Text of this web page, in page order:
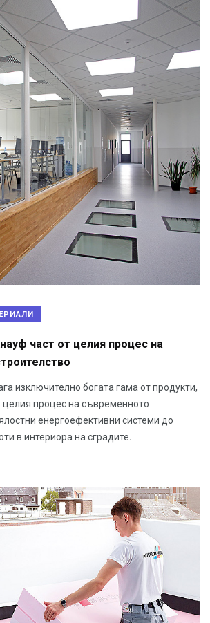
част от целия процес на
изключително богата гама от продукти,
целия процес на съвременното
енергоефективни системи до
в интериора на сградите.